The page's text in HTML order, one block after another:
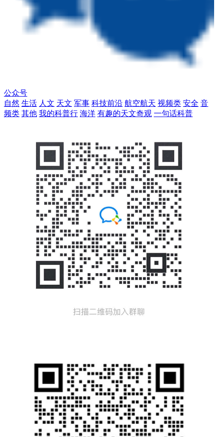
公众号
自然 生活 人文 天文 军事 科技前沿 航空航天 视频类 安全 音
频类 其他 我的科普行 海洋 有趣的天文奇观 一句话科普